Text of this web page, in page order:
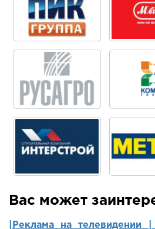
Вас может
|Реклама на телевидении |